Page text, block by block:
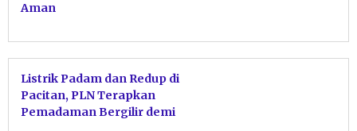
Aman
Listrik Padam dan Redup di
Pacitan, PLN Terapkan
Pemadaman Bergilir demi